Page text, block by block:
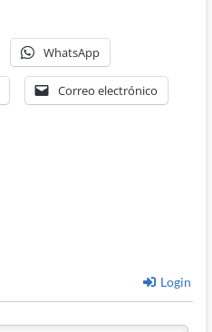
WhatsApp
Correo electrónico
Login